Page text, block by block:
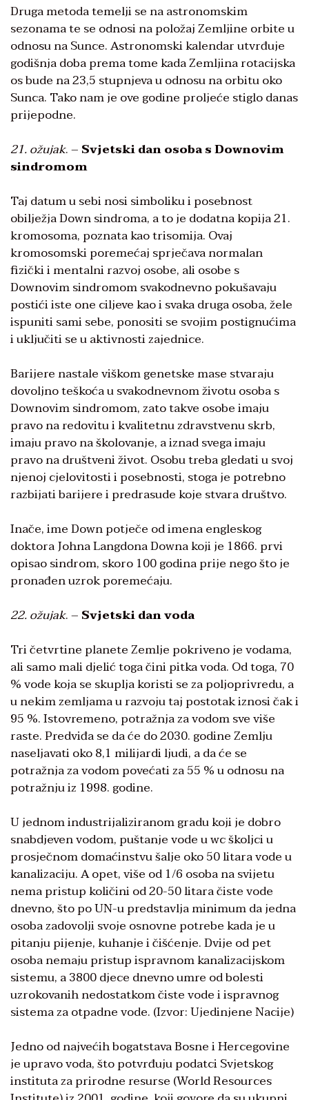
Druga metoda temelji se na astronomskim
sezonama te se odnosi na položaj Zemljine orbite u
odnosu na Sunce. Astronomski kalendar utvrđuje
godišnja doba prema tome kada Zemljina rotacijska
os bude na 23,5 stupnjeva u odnosu na orbitu oko
Sunca. Tako nam je ove godine proljeće stiglo danas
prijepodne.
21. ožujak. – Svjetski dan osoba s Downovim
sindromom
Taj datum u sebi nosi simboliku i posebnost
obilježja Down sindroma, a to je dodatna kopija 21.
kromosoma, poznata kao trisomija. Ovaj
kromosomski poremećaj sprječava normalan
fizički i mentalni razvoj osobe, ali osobe s
Downovim sindromom svakodnevno pokušavaju
postići iste one ciljeve kao i svaka druga osoba, žele
ispuniti sami sebe, ponositi se svojim postignućima
i uključiti se u aktivnosti zajednice.
Barijere nastale viškom genetske mase stvaraju
dovoljno teškoća u svakodnevnom životu osoba s
Downovim sindromom, zato takve osobe imaju
pravo na redovitu i kvalitetnu zdravstvenu skrb,
imaju pravo na školovanje, a iznad svega imaju
pravo na društveni život. Osobu treba gledati u svoj
njenoj cjelovitosti i posebnosti, stoga je potrebno
razbijati barijere i predrasude koje stvara društvo.
Inače, ime Down potječe od imena engleskog
doktora Johna Langdona Downa koji je 1866. prvi
opisao sindrom, skoro 100 godina prije nego što je
pronađen uzrok poremećaju.
22. ožujak. – Svjetski dan voda
Tri četvrtine planete Zemlje pokriveno je vodama,
ali samo mali djelić toga čini pitka voda. Od toga, 70
% vode koja se skuplja koristi se za poljoprivredu, a
u nekim zemljama u razvoju taj postotak iznosi čak i
95 %. Istovremeno, potražnja za vodom sve više
raste. Predviđa se da će do 2030. godine Zemlju
naseljavati oko 8,1 milijardi ljudi, a da će se
potražnja za vodom povećati za 55 % u odnosu na
potražnju iz 1998. godine.
U jednom industrijaliziranom gradu koji je dobro
snabdjeven vodom, puštanje vode u wc školjci u
prosječnom domaćinstvu šalje oko 50 litara vode u
kanalizaciju. A opet, više od 1/6 osoba na svijetu
nema pristup količini od 20-50 litara čiste vode
dnevno, što po UN-u predstavlja minimum da jedna
osoba zadovolji svoje osnovne potrebe kada je u
pitanju pijenje, kuhanje i čišćenje. Dvije od pet
osoba nemaju pristup ispravnom kanalizacijskom
sistemu, a 3800 djece dnevno umre od bolesti
uzrokovanih nedostatkom čiste vode i ispravnog
sistema za otpadne vode. (Izvor: Ujedinjene Nacije)
Jedno od najvećih bogatstava Bosne i Hercegovine
je upravo voda, što potvrđuju podatci Svjetskog
instituta za prirodne resurse (World Resources